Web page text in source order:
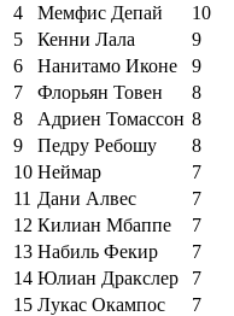
4
Мемфис Депай
10
5
Кенни Лала
9
6
Нанитамо Иконе
9
7
Флорьян Товен
8
8
Адриен Томассон 8
9
Педру Ребошу
8
10 Неймар
7
11 Дани Алвес
7
12 Килиан Мбаппе
7
13 Набиль Фекир
7
14 Юлиан Дракслер
7
15 Лукас Окампос
7